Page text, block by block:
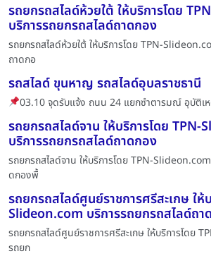
รถยกรถสไลด์ห้วยใต้ ให้บริการโดย
บริการรถยกรถสไลด์ถาดกอง
รถยกรถสไลด์ห้วยใต้ ให้บริการโดย TPN-
ถาดกอ
รถสไลด์ ขุนหาญ รถสไลด์อุบลราชธานี
03.10 จุดรับแจ้ง ถนน 24 แยกซำตารมณ์ อุบัติ
รถยกรถสไลด์จาน ให้บริการโดย TPN-
บริการรถยกรถสไลด์ถาดกอง
รถยกรถสไลด์จาน ให้บริการโดย TPN-
ดกองพื้
รถยกรถสไลด์ศูนย์ราชการศรีสะเกษ ให้
Slideon.com บริการรถยกรถสไลด์ถา
รถยกรถสไลด์ศูนย์ราชการศรีสะเกษ ให้บริการโดย
รถยก